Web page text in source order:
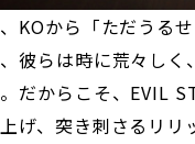
KOから「ただうる
彼らは時に荒々し
だからこそ、EVIL
げ、突き刺さるリ